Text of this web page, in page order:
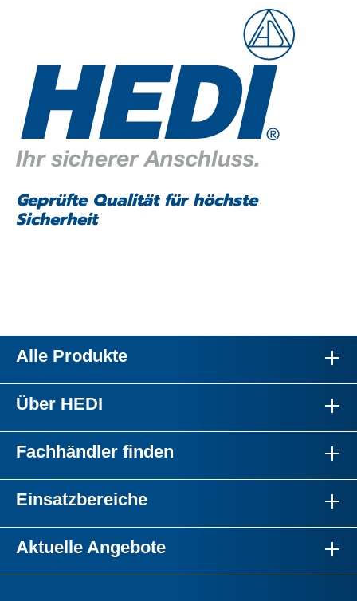
Geprüfte Qualität für höchste
Sicherheit
Alle Produkte
Über HEDI
Fachhändler finden
Einsatzbereiche
Aktuelle Angebote